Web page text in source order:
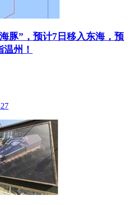
豚”，预计7日移入东海，预
州！